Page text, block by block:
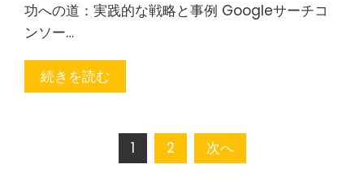
功への道：実践的な戦略と事例 Googleサーチコ
ンソー…
続きを読む
1 2 次へ